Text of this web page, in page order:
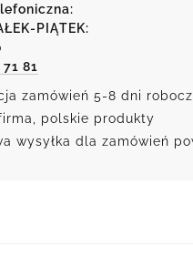
PIĄTEK:
81
zamówień 5-8 dni
polskie produkty
wysyłka dla zamówień